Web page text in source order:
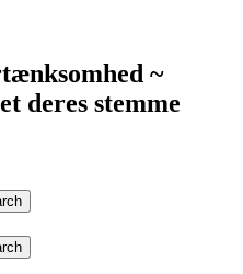
~
deres stemme